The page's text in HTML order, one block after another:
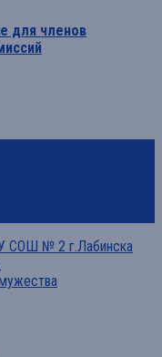
для членов
СОШ № 2 г.Лабинска